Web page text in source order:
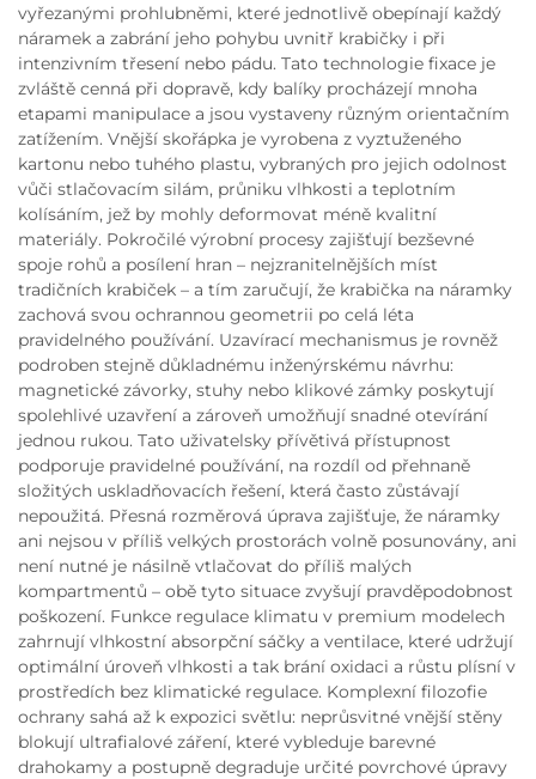
vyřezanými prohlubněmi, které jednotlivě obepínají každý
náramek a zabrání jeho pohybu uvnitř krabičky i při
intenzivním třesení nebo pádu. Tato technologie fixace je
zvláště cenná při dopravě, kdy balíky procházejí mnoha
etapami manipulace a jsou vystaveny různým orientačním
zatížením. Vnější skořápka je vyrobena z vyztuženého
kartonu nebo tuhého plastu, vybraných pro jejich odolnost
vůči stlačovacím silám, průniku vlhkosti a teplotním
kolísáním, jež by mohly deformovat méně kvalitní
materiály. Pokročilé výrobní procesy zajišťují bezševné
spoje rohů a posílení hran – nejzranitelnějších míst
tradičních krabiček – a tím zaručují, že krabička na náramky
zachová svou ochrannou geometrii po celá léta
pravidelného používání. Uzavírací mechanismus je rovněž
podroben stejně důkladnému inženýrskému návrhu:
magnetické závorky, stuhy nebo klikové zámky poskytují
spolehlivé uzavření a zároveň umožňují snadné otevírání
jednou rukou. Tato uživatelsky přívětivá přístupnost
podporuje pravidelné používání, na rozdíl od přehnaně
složitých uskladňovacích řešení, která často zůstávají
nepoužitá. Přesná rozměrová úprava zajišťuje, že náramky
ani nejsou v příliš velkých prostorách volně posunovány, ani
není nutné je násilně vtlačovat do příliš malých
kompartmentů – obě tyto situace zvyšují pravděpodobnost
poškození. Funkce regulace klimatu v premium modelech
zahrnují vlhkostní absorpční sáčky a ventilace, které udržují
optimální úroveň vlhkosti a tak brání oxidaci a růstu plísní v
prostředích bez klimatické regulace. Komplexní filozofie
ochrany sahá až k expozici světlu: neprůsvitné vnější stěny
blokují ultrafialové záření, které vybleduje barevné
drahokamy a postupně degraduje určité povrchové úpravy